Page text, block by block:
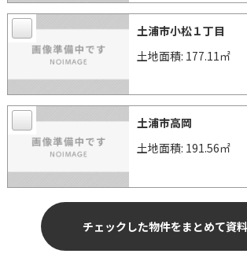
土浦市小松１丁目
土地面積: 177.11㎡
土浦市高岡
土地面積: 191.56㎡